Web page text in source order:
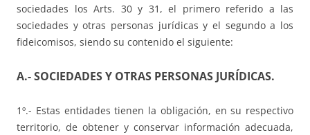
sociedades los Arts. 30 y 31, el primero referido a las
sociedades y otras personas jurídicas y el segundo a los
fideicomisos, siendo su contenido el siguiente:
A.- SOCIEDADES Y OTRAS PERSONAS JURÍDICAS.
1º.- Estas entidades tienen la obligación, en su respectivo
territorio, de obtener y conservar información adecuada,